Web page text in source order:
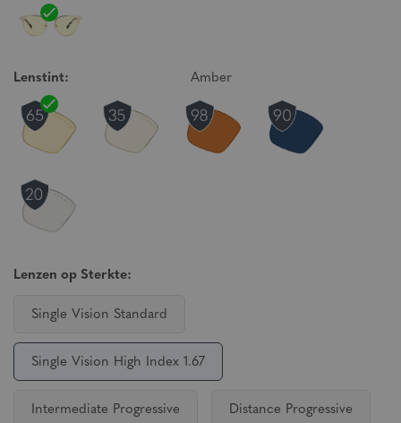
Lenstint: Amber
Lenzen op Sterkte:
Single Vision Standard
Single Vision High Index 1.67
Intermediate Progressive Distance Progressive